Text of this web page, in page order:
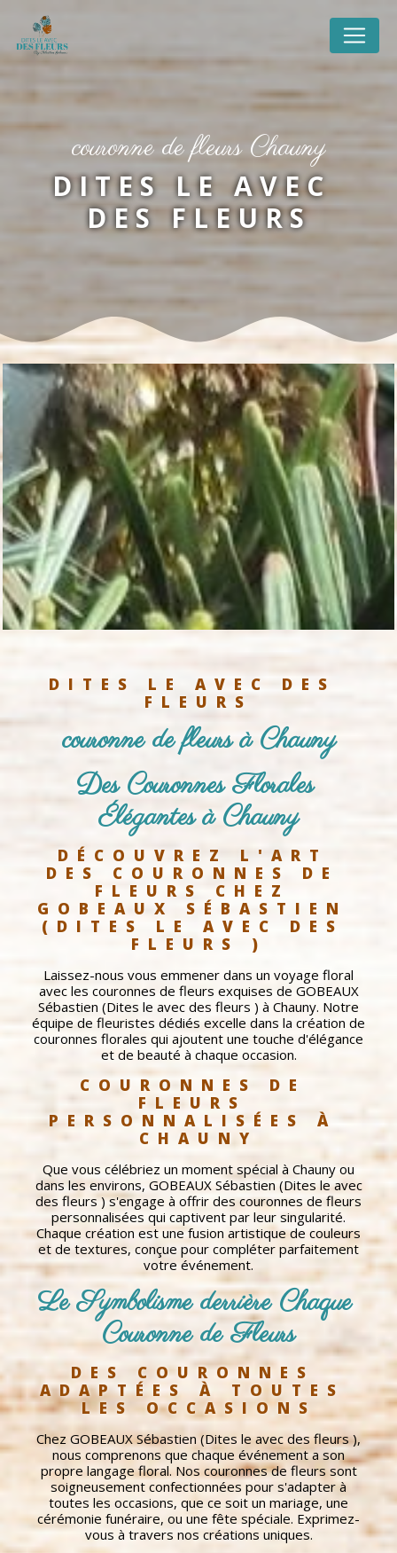
couronne de fleurs Chauny
DITES LE AVEC
DES FLEURS
DITES LE AVEC DES
FLEURS
couronne de fleurs à Chauny
Des Couronnes Florales
Élégantes à Chauny
DÉCOUVREZ L'ART
DES COURONNES DE
FLEURS CHEZ
GOBEAUX SÉBASTIEN
(DITES LE AVEC DES
FLEURS )
Laissez-nous vous emmener dans un voyage floral
avec les couronnes de fleurs exquises de GOBEAUX
Sébastien (Dites le avec des fleurs ) à Chauny. Notre
équipe de fleuristes dédiés excelle dans la création de
couronnes florales qui ajoutent une touche d'élégance
et de beauté à chaque occasion.
COURONNES DE
FLEURS
PERSONNALISÉES À
CHAUNY
Que vous célébriez un moment spécial à Chauny ou
dans les environs, GOBEAUX Sébastien (Dites le avec
des fleurs ) s'engage à offrir des couronnes de fleurs
personnalisées qui captivent par leur singularité.
Chaque création est une fusion artistique de couleurs
et de textures, conçue pour compléter parfaitement
votre événement.
Le Symbolisme derrière Chaque
Couronne de Fleurs
DES COURONNES
ADAPTÉES À TOUTES
LES OCCASIONS
Chez GOBEAUX Sébastien (Dites le avec des fleurs ),
nous comprenons que chaque événement a son
propre langage floral. Nos couronnes de fleurs sont
soigneusement confectionnées pour s'adapter à
toutes les occasions, que ce soit un mariage, une
cérémonie funéraire, ou une fête spéciale. Exprimez-
vous à travers nos créations uniques.